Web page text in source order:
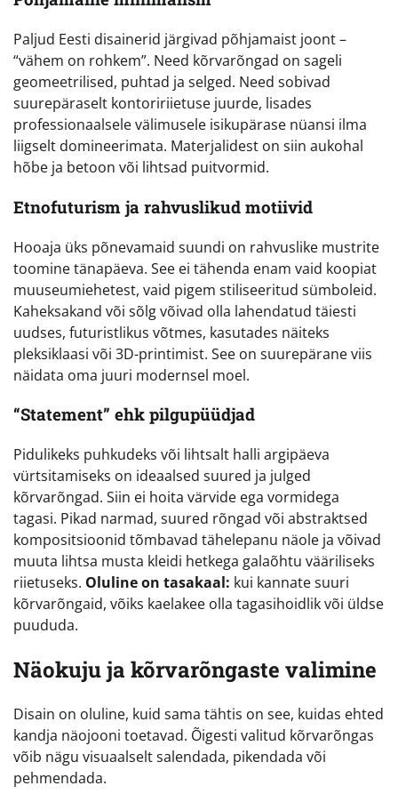
Paljud Eesti disainerid järgivad põhjamaist joont –
“vähem on rohkem”. Need kõrvarõngad on sageli
geomeetrilised, puhtad ja selged. Need sobivad
suurepäraselt kontoririietuse juurde, lisades
professionaalsele välimusele isikupärase nüansi ilma
liigselt domineerimata. Materjalidest on siin aukohal
hõbe ja betoon või lihtsad puitvormid.
Etnofuturism ja rahvuslikud motiivid
Hooaja üks põnevamaid suundi on rahvuslike mustrite
toomine tänapäeva. See ei tähenda enam vaid koopiat
muuseumiehetest, vaid pigem stiliseeritud sümboleid.
Kaheksakand või sõlg võivad olla lahendatud täiesti
uudses, futuristlikus võtmes, kasutades näiteks
pleksiklaasi või 3D-printimist. See on suurepärane viis
näidata oma juuri modernsel moel.
“Statement” ehk pilgupüüdjad
Pidulikeks puhkudeks või lihtsalt halli argipäeva
vürtsitamiseks on ideaalsed suured ja julged
kõrvarõngad. Siin ei hoita värvide ega vormidega
tagasi. Pikad narmad, suured rõngad või abstraktsed
kompositsioonid tõmbavad tähelepanu näole ja võivad
muuta lihtsa musta kleidi hetkega galaõhtu vääriliseks
riietuseks. Oluline on tasakaal: kui kannate suuri
kõrvarõngaid, võiks kaelakee olla tagasihoidlik või üldse
puududa.
Näokuju ja kõrvarõngaste valimine
Disain on oluline, kuid sama tähtis on see, kuidas ehted
kandja näojooni toetavad. Õigesti valitud kõrvarõngas
võib nägu visuaalselt salendada, pikendada või
pehmendada.